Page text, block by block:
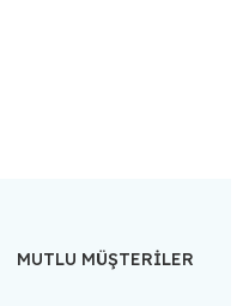
MUTLU MÜŞTERİLER